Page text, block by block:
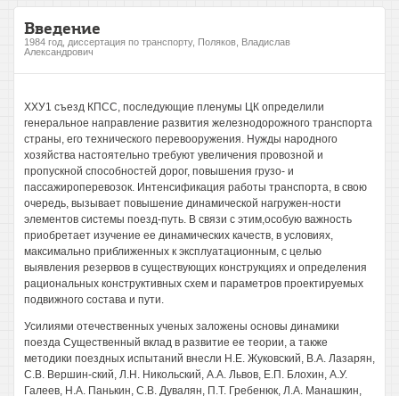
Введение
1984 год, диссертация по транспорту, Поляков, Владислав
Александрович
ХХУ1 съезд КПСС, последующие пленумы ЦК определили
генеральное направление развития железнодорожного транспорта
страны, его технического перевооружения. Нужды народного
хозяйства настоятельно требуют увеличения провозной и
пропускной способностей дорог, повышения грузо- и
пассажироперевозок. Интенсификация работы транспорта, в свою
очередь, вызывает повышение динамической нагружен-ности
элементов системы поезд-путь. В связи с этим,особую важность
приобретает изучение ее динамических качеств, в условиях,
максимально приближенных к эксплуатационным, с целью
выявления резервов в существующих конструкциях и определения
рациональных конструктивных схем и параметров проектируемых
подвижного состава и пути.
Усилиями отечественных ученых заложены основы динамики
поезда Существенный вклад в развитие ее теории, а также
методики поездных испытаний внесли Н.Е. Жуковский, В.А. Лазарян,
C.B. Вершин-ский, Л.Н. Никольский, A.A. Львов, Е.П. Блохин, А.У.
Галеев, H.A. Панькин, C.B. Дувалян, П.Т. Гребенюк, Л.А. Манашкин,